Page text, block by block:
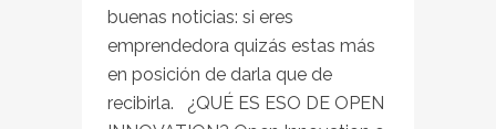
buenas noticias: si eres
emprendedora quizás estas más
en posición de darla que de
recibirla. ¿QUÉ ES ESO DE OPEN